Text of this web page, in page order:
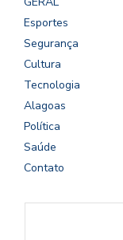
Esportes
Segurança
Cultura
Tecnologia
Alagoas
Política
Saúde
Contato